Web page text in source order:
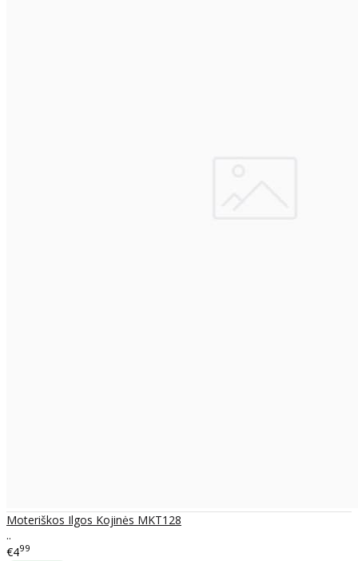
Moteriškos Ilgos Kojinės MKT128
..
€499